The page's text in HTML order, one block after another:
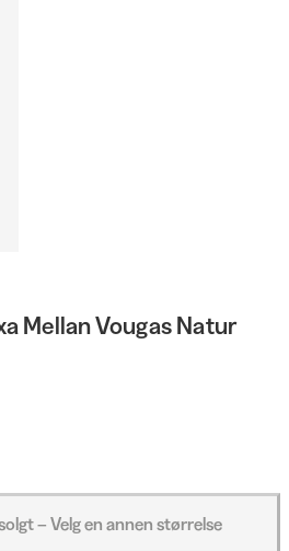
Mellan Vougas Natur
– Velg en annen størrelse